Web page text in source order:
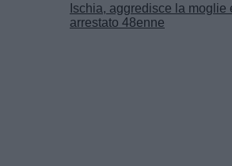
Ischia, aggredisce la
arrestato 48enne